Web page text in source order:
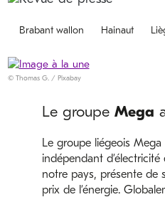
Brabant wallon Hainaut
© Thomas G. / Pixabay
Le groupe Mega
Le groupe liégeois
indépendant
notre pays, présente de
prix de l’énergie.